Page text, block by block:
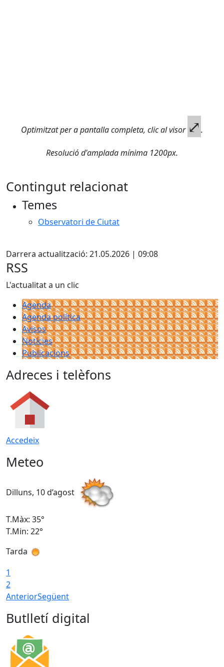
Optimitzat per a pantalla completa, clic al visor ⤢ .
Resolució d'amplada mínima 1200px.
Contingut relacionat
Temes
Observatori de Ciutat
Darrera actualització: 21.05.2026 | 09:08
RSS
L'actualitat a un clic
Agenda
Agenda política
Avisos
Notícies
Publicacions
Adreces i telèfons
Accedeix
Meteo
Dilluns, 10 d’agost
T.Màx: 35°
T.Min: 22°
Tarda
1
2
AnteriorSegüent
Butlletí digital